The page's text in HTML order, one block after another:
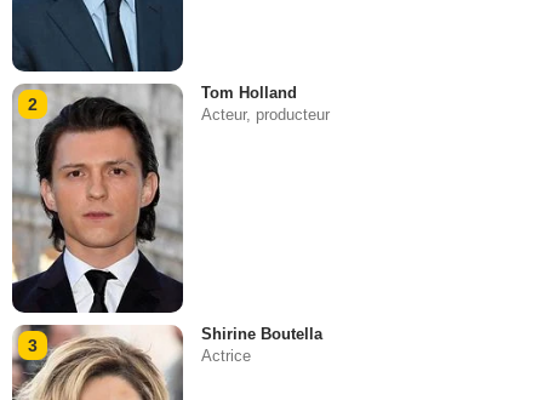
2
Tom Holland
Acteur, producteur
3
Shirine Boutella
Actrice